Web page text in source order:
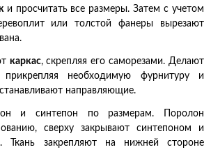
и просчитать все размеры. Затем с учетом
или толстой фанеры вырезают
каркас, скрепляя его саморезами. Делают
необходимую фурнитуру и
направляющие.
и синтепон по размерам. Поролон
сверху закрывают синтепоном и
Ткань закрепляют на нижней стороне